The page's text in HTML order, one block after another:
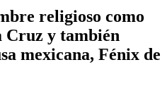
religioso como
Cruz y también
mexicana, Fénix de